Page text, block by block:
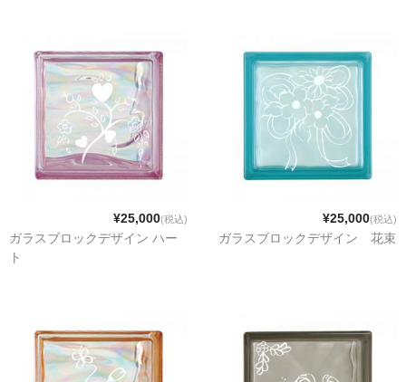
¥25,000(税込)
ガラスブロックデザイン ハー
ト
¥25,000(税込)
ガラスブロックデザイン 花束